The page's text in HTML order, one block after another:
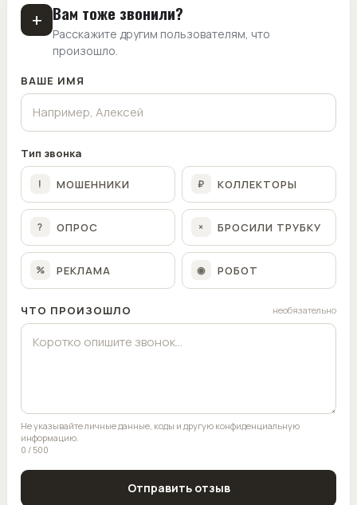
+ Вам тоже звонили?
Расскажите другим пользователям, что
произошло.
ВАШЕ ИМЯ
Тип звонка
! МОШЕННИКИ ₽ КОЛЛЕКТОРЫ
? ОПРОС × БРОСИЛИ ТРУБКУ
% РЕКЛАМА ◉ РОБОТ
ЧТО ПРОИЗОШЛО необязательно
Не указывайте личные данные, коды и другую конфиденциальную
информацию.
0 / 500
Отправить отзыв